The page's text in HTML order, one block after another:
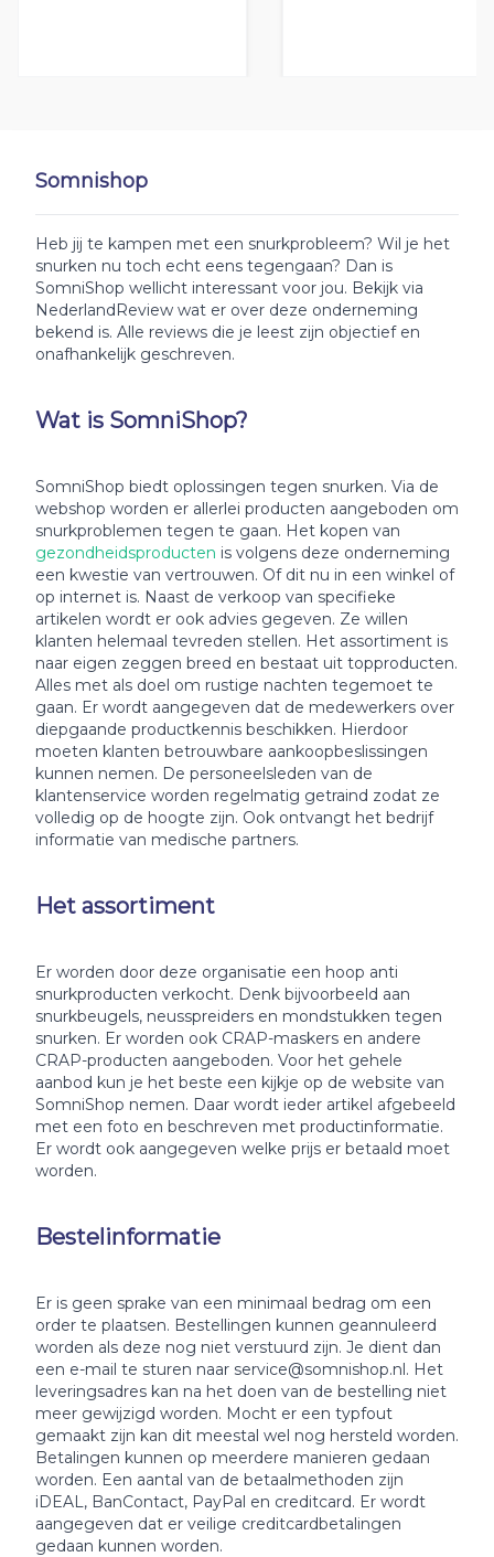
Somnishop
Heb jij te kampen met een snurkprobleem? Wil je het
snurken nu toch echt eens tegengaan? Dan is
SomniShop wellicht interessant voor jou. Bekijk via
NederlandReview wat er over deze onderneming
bekend is. Alle reviews die je leest zijn objectief en
onafhankelijk geschreven.
Wat is SomniShop?
SomniShop biedt oplossingen tegen snurken. Via de
webshop worden er allerlei producten aangeboden om
snurkproblemen tegen te gaan. Het kopen van
gezondheidsproducten is volgens deze onderneming
een kwestie van vertrouwen. Of dit nu in een winkel of
op internet is. Naast de verkoop van specifieke
artikelen wordt er ook advies gegeven. Ze willen
klanten helemaal tevreden stellen. Het assortiment is
naar eigen zeggen breed en bestaat uit topproducten.
Alles met als doel om rustige nachten tegemoet te
gaan. Er wordt aangegeven dat de medewerkers over
diepgaande productkennis beschikken. Hierdoor
moeten klanten betrouwbare aankoopbeslissingen
kunnen nemen. De personeelsleden van de
klantenservice worden regelmatig getraind zodat ze
volledig op de hoogte zijn. Ook ontvangt het bedrijf
informatie van medische partners.
Het assortiment
Er worden door deze organisatie een hoop anti
snurkproducten verkocht. Denk bijvoorbeeld aan
snurkbeugels, neusspreiders en mondstukken tegen
snurken. Er worden ook CRAP-maskers en andere
CRAP-producten aangeboden. Voor het gehele
aanbod kun je het beste een kijkje op de website van
SomniShop nemen. Daar wordt ieder artikel afgebeeld
met een foto en beschreven met productinformatie.
Er wordt ook aangegeven welke prijs er betaald moet
worden.
Bestelinformatie
Er is geen sprake van een minimaal bedrag om een
order te plaatsen. Bestellingen kunnen geannuleerd
worden als deze nog niet verstuurd zijn. Je dient dan
een e-mail te sturen naar service@somnishop.nl. Het
leveringsadres kan na het doen van de bestelling niet
meer gewijzigd worden. Mocht er een typfout
gemaakt zijn kan dit meestal wel nog hersteld worden.
Betalingen kunnen op meerdere manieren gedaan
worden. Een aantal van de betaalmethoden zijn
iDEAL, BanContact, PayPal en creditcard. Er wordt
aangegeven dat er veilige creditcardbetalingen
gedaan kunnen worden.